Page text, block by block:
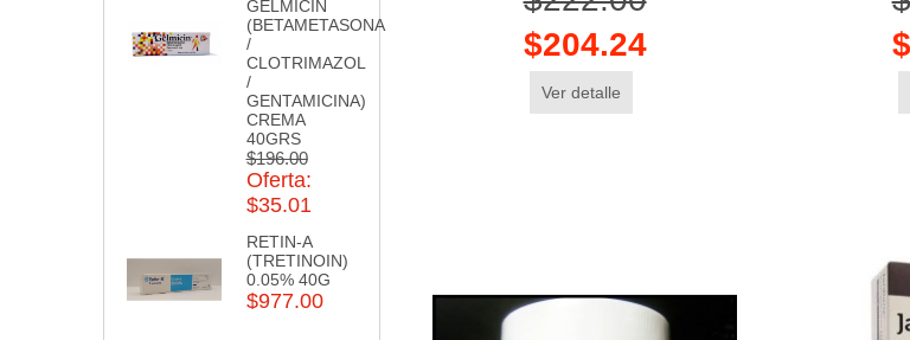
GELMICIN
(BETAMETASONA
/
CLOTRIMAZOL
/
GENTAMICINA)
CREMA
40GRS
$196.00
Oferta:
$35.01
RETIN-A
(TRETINOIN)
0.05% 40G
$977.00
$204.24
Ver detalle